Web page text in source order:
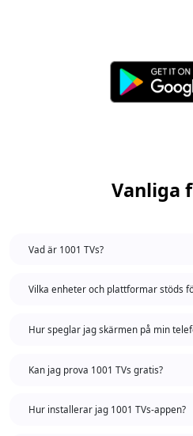
Vanliga
Vad är 1001 TVs?
Vilka enheter och plattformar stöds
Hur speglar jag skärmen på min
Kan jag prova 1001 TVs gratis?
Hur installerar jag 1001 TVs-appen?